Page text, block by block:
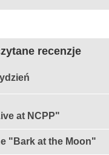
recenzje
at NCPP"
"Bark at the Moon"